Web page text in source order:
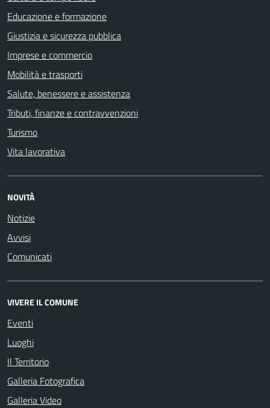
Educazione e formazione
Giustizia e sicurezza pubblica
Imprese e commercio
Mobilità e trasporti
Salute, benessere e assistenza
Tributi, finanze e contravvenzioni
Turismo
Vita lavorativa
NOVITÀ
Notizie
Avvisi
Comunicati
VIVERE IL COMUNE
Eventi
Luoghi
Il Territorio
Galleria Fotografica
Galleria Video